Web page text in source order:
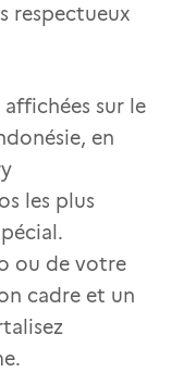
respectueux
sur le
en
les plus
ou de votre
cadre et un